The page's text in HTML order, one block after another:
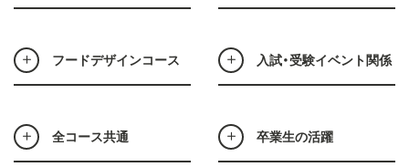
フードデザインコース 入試・受験イベント関係
全コース共通 卒業生の活躍